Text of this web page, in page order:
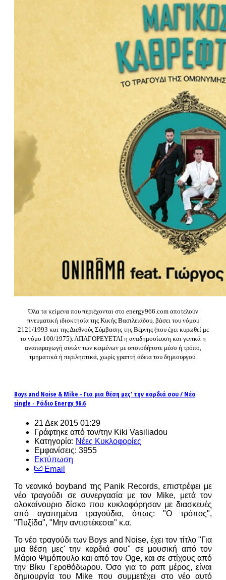
Όλα τα κείμενα που περιέχονται στο energy966.com αποτελούν
πνευματική ιδιοκτησία της Κικής Βασιλειάδου, βάσει του νόμου
2121/1993 και της Διεθνούς Σύμβασης της Βέρνης (που έχει κυρωθεί με
το νόμο 100/1975). ΑΠΑΓΟΡΕΥΕΤΑΙ η αναδημοσίευση και γενικά η
αναπαραγωγή αυτών των κειμένων με οποιοδήποτε μέσο ή τρόπο,
τμηματικά ή περιληπτικά, χωρίς γραπτή άδεια του δημιουργού.
Boys and Noise & Mike - Για μια θέση μες' την καρδιά σου / Νέο
single - Ράδιο Energy 96.6
21 Δεκ 2015 01:29
Γράφτηκε από τον/την Kiki Vasiliadou
Κατηγορία: Νέες Κυκλοφορίες
Εμφανίσεις: 3955
Εκτύπωση
Email
Το νεανικό boyband της Panik Records, επιστρέφει με
νέο τραγούδι σε συνεργασία με τον Mike, μετά τον
ολοκαίνουριο δίσκο που κυκλοφόρησαν με διασκευές
από αγαπημένα τραγούδια, όπως: "Ο τρόπος",
"Πυξίδα", "Μην αντιστέκεσαι" κ.α.
Το νέο τραγούδι των Boys and Noise, έχει τον τίτλο "Για
μια θέση μες' την καρδιά σου" σε μουσική από τον
Μάριο Ψιμόπουλο και από τον Oge, και σε στίχους από
την Βίκυ Γεροθόδωρου. Όσο για το ραπ μέρος, είναι
δημιουργία του Mike που συμμετέχει στο νέο αυτό